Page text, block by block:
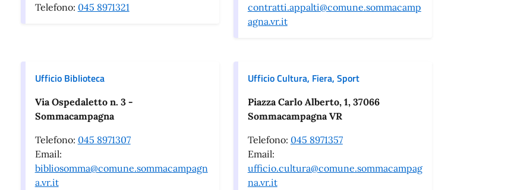
Telefono: 045 8971321
contratti.appalti@comune.sommacamp
agna.vr.it
Ufficio Biblioteca
Via Ospedaletto n. 3 -
Sommacampagna
Telefono: 045 8971307
Email:
bibliosomma@comune.sommacampagn
a.vr.it
Ufficio Cultura, Fiera, Sport
Piazza Carlo Alberto, 1, 37066
Sommacampagna VR
Telefono: 045 8971357
Email:
ufficio.cultura@comune.sommacampag
na.vr.it